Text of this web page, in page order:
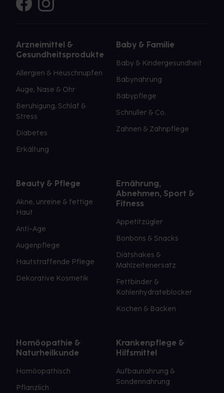
Arzneimittel &
Gesundheitsprodukte
Allergien & Heuschnupfen
Auge, Nase & Ohr
Beruhigung, Schlaf &
Stress
Diabetes
Erkältung
Baby & Familie
Baby & Kindergesundheit
Babynahrung
Babypflege
Schnuller & Co.
Zahnen & Zahnpflege
Beauty & Pflege
Akne, unreine & fettige
Haut
Anti-Age
Augenpflege
Hautstraffende Pflege
Dekorative Kosmetik
Ernährung,
Abnehmen, Sport &
Fitness
Appetitzügler
Bonbons & Snacks
Diätshakes &
Mahlzeitenersatz
Fettbinder &
Kohlenhydrateblocker
Kochen & Backen
Homöopathie &
Naturheilkunde
Homöopathisch
Pflanzlich
Krankenpflege &
Hilfsmittel
Aufbaunahrung &
Sondennahrung